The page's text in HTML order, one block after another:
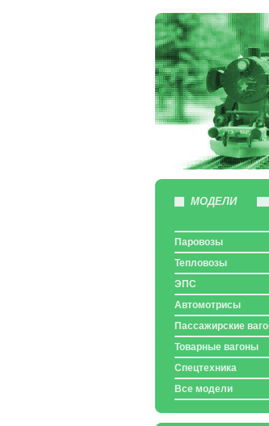
МОДЕЛИ
Паровозы
Тепловозы
ЭПС
Автомотрисы
Пассажирские
Товарные вагоны
Спецтехника
Все модели